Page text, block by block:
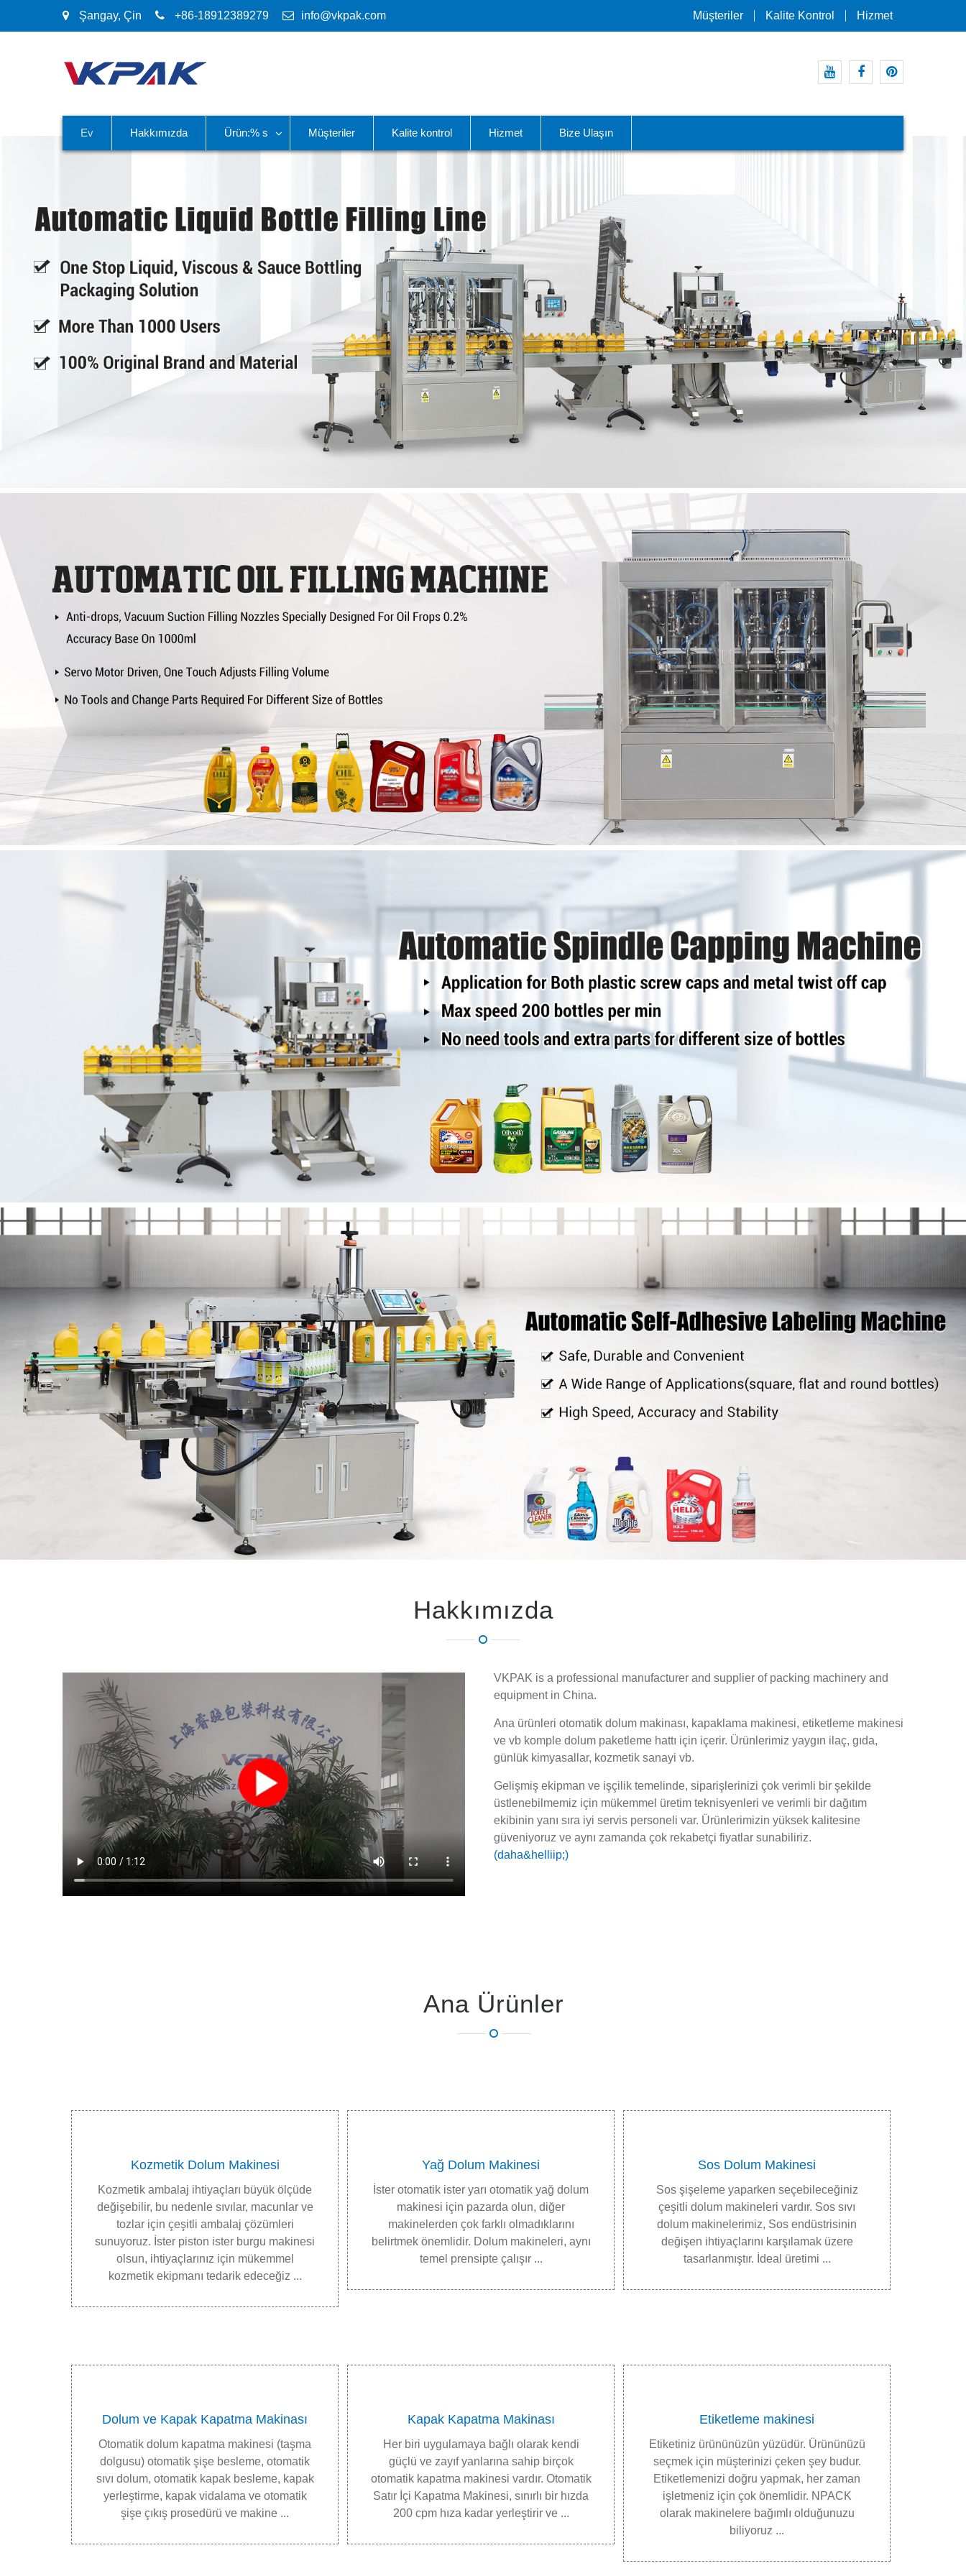
Şangay, Çin +86-18912389279 info@vkpak.com Müşteriler Kalite Kontrol Hizmet
Ev Hakkımızda Ürün:% s Müşteriler Kalite kontrol Hizmet Bize Ulaşın
Hakkımızda
VKPAK is a professional manufacturer and supplier of packing machinery and
equipment in China.
Ana ürünleri otomatik dolum makinası, kapaklama makinesi, etiketleme makinesi
ve vb komple dolum paketleme hattı için içerir. Ürünlerimiz yaygın ilaç, gıda,
günlük kimyasallar, kozmetik sanayi vb.
Gelişmiş ekipman ve işçilik temelinde, siparişlerinizi çok verimli bir şekilde
üstlenebilmemiz için mükemmel üretim teknisyenleri ve verimli bir dağıtım
ekibinin yanı sıra iyi servis personeli var. Ürünlerimizin yüksek kalitesine
güveniyoruz ve aynı zamanda çok rekabetçi fiyatlar sunabiliriz.
(daha&helliip;)
Ana Ürünler
Kozmetik Dolum Makinesi
Kozmetik ambalaj ihtiyaçları büyük ölçüde
değişebilir, bu nedenle sıvılar, macunlar ve
tozlar için çeşitli ambalaj çözümleri
sunuyoruz. İster piston ister burgu makinesi
olsun, ihtiyaçlarınız için mükemmel
kozmetik ekipmanı tedarik edeceğiz ...
Yağ Dolum Makinesi
İster otomatik ister yarı otomatik yağ dolum
makinesi için pazarda olun, diğer
makinelerden çok farklı olmadıklarını
belirtmek önemlidir. Dolum makineleri, aynı
temel prensipte çalışır ...
Sos Dolum Makinesi
Sos şişeleme yaparken seçebileceğiniz
çeşitli dolum makineleri vardır. Sos sıvı
dolum makinelerimiz, Sos endüstrisinin
değişen ihtiyaçlarını karşılamak üzere
tasarlanmıştır. İdeal üretimi ...
Dolum ve Kapak Kapatma Makinası
Otomatik dolum kapatma makinesi (taşma
dolgusu) otomatik şişe besleme, otomatik
sıvı dolum, otomatik kapak besleme, kapak
yerleştirme, kapak vidalama ve otomatik
şişe çıkış prosedürü ve makine ...
Kapak Kapatma Makinası
Her biri uygulamaya bağlı olarak kendi
güçlü ve zayıf yanlarına sahip birçok
otomatik kapatma makinesi vardır. Otomatik
Satır İçi Kapatma Makinesi, sınırlı bir hızda
200 cpm hıza kadar yerleştirir ve ...
Etiketleme makinesi
Etiketiniz ürününüzün yüzüdür. Ürününüzü
seçmek için müşterinizi çeken şey budur.
Etiketlemenizi doğru yapmak, her zaman
işletmeniz için çok önemlidir. NPACK
olarak makinelere bağımlı olduğunuzu
biliyoruz ...